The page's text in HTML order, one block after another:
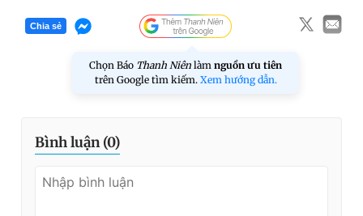
Chia sẻ
Chọn Báo Thanh Niên làm nguồn ưu tiên
trên Google tìm kiếm. Xem hướng dẫn.
Bình luận (0)